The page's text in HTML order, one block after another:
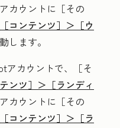
カウントに ［その
［コンテンツ］＞ ［ウ
します。
アカウントで、
［そ
ンツ］＞ ［ランディ
カウントに ［その
［コンテンツ］＞ ［ラ